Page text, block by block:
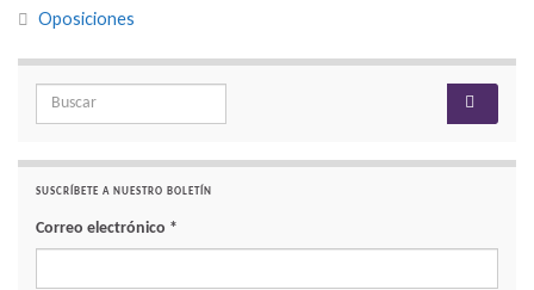
Oposiciones
Search for:
SUSCRÍBETE A NUESTRO BOLETÍN
Correo electrónico *